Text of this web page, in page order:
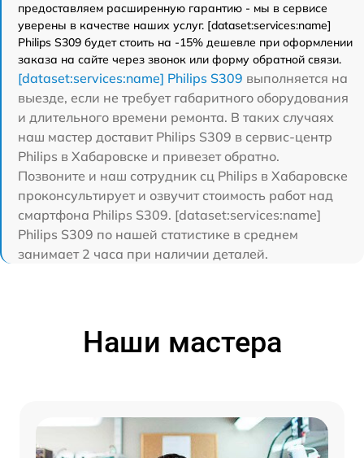
предоставляем расширенную гарантию - мы в сервисе
уверены в качестве наших услуг. [dataset:services:name]
Philips S309 будет стоить на -15% дешевле при оформлении
заказа на сайте через звонок или форму обратной связи.
[dataset:services:name] Philips S309 выполняется на
выезде, если не требует габаритного оборудования
и длительного времени ремонта. В таких случаях
наш мастер доставит Philips S309 в сервис-центр
Philips в Хабаровске и привезет обратно.
Позвоните и наш сотрудник сц Philips в Хабаровске
проконсультирует и озвучит стоимость работ над
смартфона Philips S309. [dataset:services:name]
Philips S309 по нашей статистике в среднем
занимает 2 часа при наличии деталей.
Наши мастера